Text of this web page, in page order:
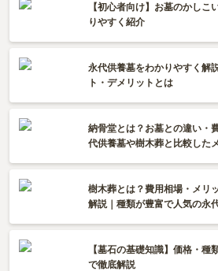
【初心者向け】お墓のかし
りやすく紹介
永代供養墓をわかりやすく解
ト・デメリットとは
納骨堂とは？お墓との違い・
代供養墓や樹木葬と比較した
樹木葬とは？費用相場・メリ
解説｜種類が豊富で人気の永
【墓石の基礎知識】価格・種
で徹底解説